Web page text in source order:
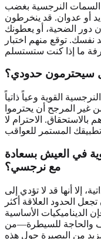
السمات النرجسية بغضب
أو عدوان. قد ينخرطون
دور الضحية، أو يعطونك
نفسك. توقع منهم اختبار
سيحترمون حدودي؟
القوية وعياً ذاتياً
غير المرجح أن يحترموا
الاحترام لا
في العيش بسعادة
مع نرجسي؟
إلا أنها قد لا تؤدي إلى
الحدود العلاقة أكثر
الديناميكيات الأساسية
والحاجة للسيطرة—من
من البصيرة حول هذه